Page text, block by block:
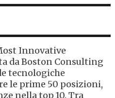
Innovative
da Boston Consulting
tecnologiche
le prime 50 posizioni,
nella top 10. Tra